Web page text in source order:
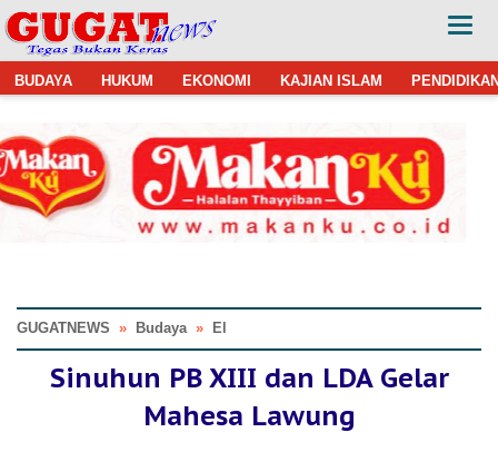
BUDAYA HUKUM EKONOMI KAJIAN ISLAM
GUGATNEWS » Budaya » El
Sinuhun PB XIII dan LDA Gelar
Mahesa Lawung